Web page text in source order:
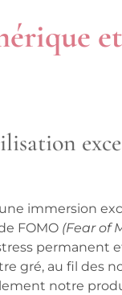
immersion
FOMO (Fear of
permanent
gré, au fil des
notre